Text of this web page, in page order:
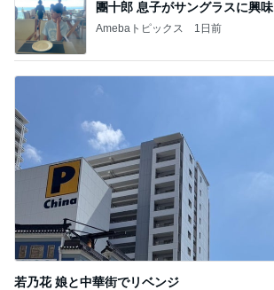
團十郎 息子がサングラスに興味
Amebaトピックス 1日前
若乃花 娘と中華街でリベンジ